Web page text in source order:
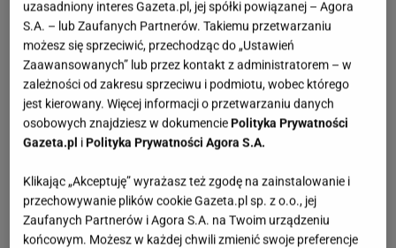
uzasadniony interes Gazeta.pl, jej spółki powiązanej – Agora
S.A. – lub Zaufanych Partnerów. Takiemu przetwarzaniu
możesz się sprzeciwić, przechodząc do „Ustawień
Zaawansowanych” lub przez kontakt z administratorem – w
zależności od zakresu sprzeciwu i podmiotu, wobec którego
jest kierowany. Więcej informacji o przetwarzaniu danych
osobowych znajdziesz w dokumenciePolityka Prywatności
Gazeta.pl iPolityka Prywatności Agora S.A.
Klikając „Akceptuję” wyrażasz też zgodę na zainstalowanie i
przechowywanie plików cookie Gazeta.pl sp. z o.o., jej
Zaufanych Partnerów i Agora S.A. na Twoim urządzeniu
końcowym. Możesz w każdej chwili zmienić swoje preferencje